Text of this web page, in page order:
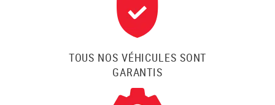
TOUS NOS VÉHICULES SONT
GARANTIS